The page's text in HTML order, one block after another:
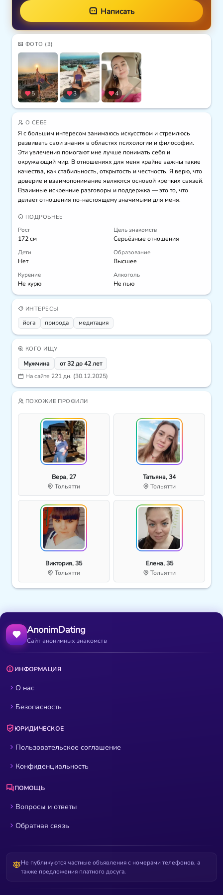
Написать
ФОТО (3)
5 3 4
О СЕБЕ
Я с большим интересом занимаюсь искусством и стремлюсь
развивать свои знания в областях психологии и философии.
Эти увлечения помогают мне лучше понимать себя и
окружающий мир. В отношениях для меня крайне важны такие
качества, как стабильность, открытость и честность. Я верю, что
доверие и взаимопонимание являются основой крепких связей.
Взаимные искренние разговоры и поддержка — это то, что
делает отношения по-настоящему значимыми для меня.
ПОДРОБНЕЕ
Рост
172 см
Цель знакомств
Серьёзные отношения
Дети
Нет
Образование
Высшее
Курение
Не курю
Алкоголь
Не пью
ИНТЕРЕСЫ
йога природа медитация
КОГО ИЩУ
Мужчина
от 32 до 42 лет
На сайте 221 дн. (30.12.2025)
ПОХОЖИЕ ПРОФИЛИ
Вера, 27
Тольятти
Татьяна, 34
Тольятти
Виктория, 35
Тольятти
Елена, 35
Тольятти
AnonimDating
Сайт анонимных знакомств
ИНФОРМАЦИЯ
О нас
Безопасность
ЮРИДИЧЕСКОЕ
Пользовательское соглашение
Конфиденциальность
ПОМОЩЬ
Вопросы и ответы
Обратная связь
Не публикуются частные объявления с номерами телефонов, а
также предложения платного досуга.